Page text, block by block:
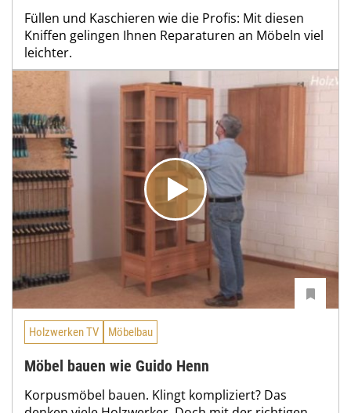
Füllen und Kaschieren wie die Profis: Mit diesen
Kniffen gelingen Ihnen Reparaturen an Möbeln viel
leichter.
Holzwerken TV Möbelbau
Möbel bauen wie Guido Henn
Korpusmöbel bauen. Klingt kompliziert? Das